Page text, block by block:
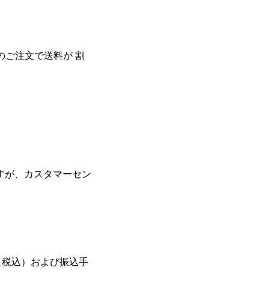
ご注文で送料が 割
が、カスタマーセン
込）および振込手